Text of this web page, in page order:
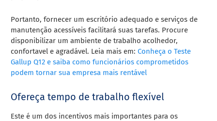
Portanto, fornecer um escritório adequado e serviços de
manutenção acessíveis facilitará suas tarefas. Procure
disponibilizar um ambiente de trabalho acolhedor,
confortavel e agradável. Leia mais em:Conheça o Teste
Gallup Q12 e saiba como funcionários comprometidos
podem tornar sua empresa mais rentável
Ofereça tempo de trabalho flexível
Este é um dos incentivos mais importantes para os